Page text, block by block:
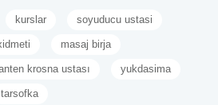
doğru uniforma sifarişi uğurlu
edilməli əsas məqamlardan biri
bədən ölçüsünə uyğun uniforma
kurslar soyuducu ustasi
masaj birja
krosna ustası yukdasima
tarsofka